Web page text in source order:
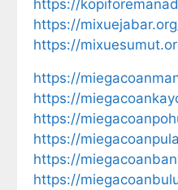
https://
https://
https://
https://
https://
https://
https://
https://
https://